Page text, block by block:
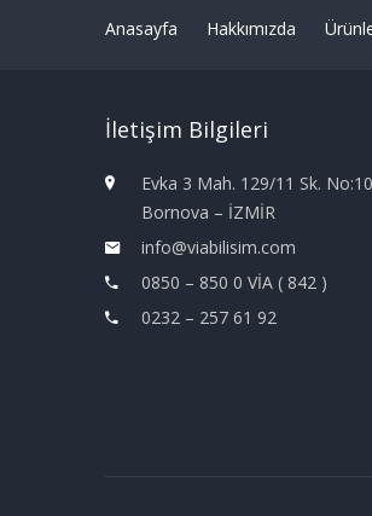
Anasayfa Hakkımızda
İletişim Bilgileri
Evka 3 Mah. 129/11 Sk.
Bornova – İZMİR
info@viabilisim.com
0850 – 850 0 VİA ( 842 )
0232 – 257 61 92